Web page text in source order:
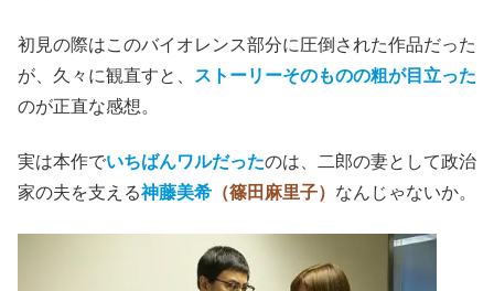
初見の際はこのバイオレンス部分に圧倒された作品だった
が、久々に観直すと、
ストーリーそのものの粗が目立った
のが正直な感想。
実は本作でいちばんワルだったのは、二郎の妻として政治
家の夫を支える神藤美希 （篠田麻里子） なんじゃないか。